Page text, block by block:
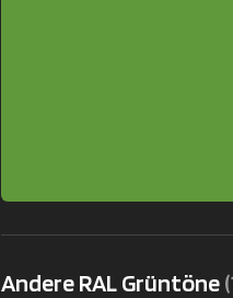
Andere RAL Grüntöne